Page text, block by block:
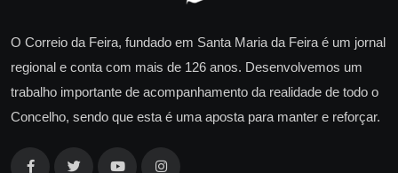
O Correio da Feira, fundado em Santa Maria da Feira é um jornal
regional e conta com mais de 126 anos. Desenvolvemos um
trabalho importante de acompanhamento da realidade de todo o
Concelho, sendo que esta é uma aposta para manter e reforçar.